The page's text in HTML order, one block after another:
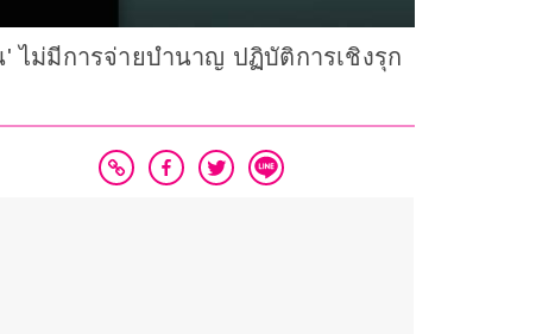
ไม่มีการจ่ายบำนาญ ปฏิบัติการเชิงรุก